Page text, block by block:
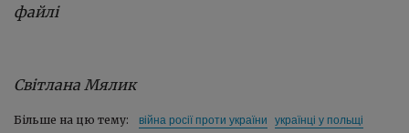
файлі
Світлана Мялик
Більше на цю тему: війна росії проти україни українці у польщі